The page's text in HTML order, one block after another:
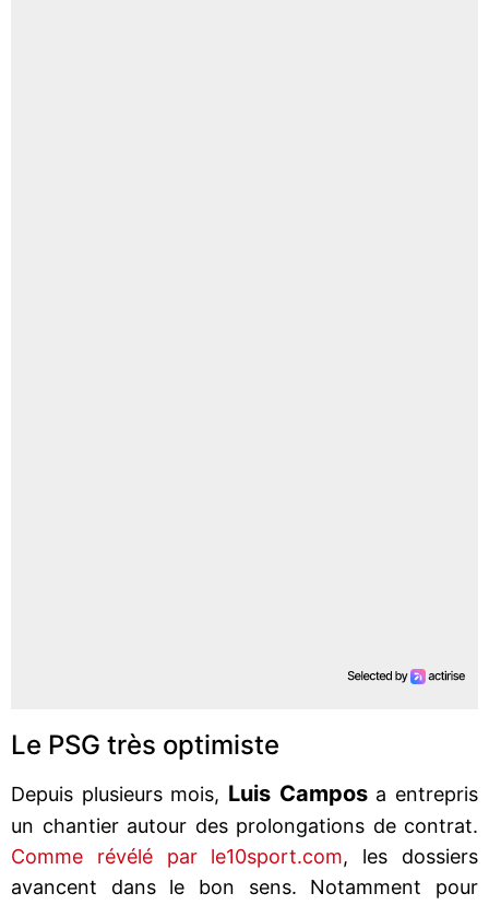
Le PSG très optimiste
Depuis plusieurs mois, Luis Camposa entrepris
un chantier autour des prolongations de contrat.
Comme révélé par le10sport.com, les dossiers
avancent dans le bon sens. Notamment pour